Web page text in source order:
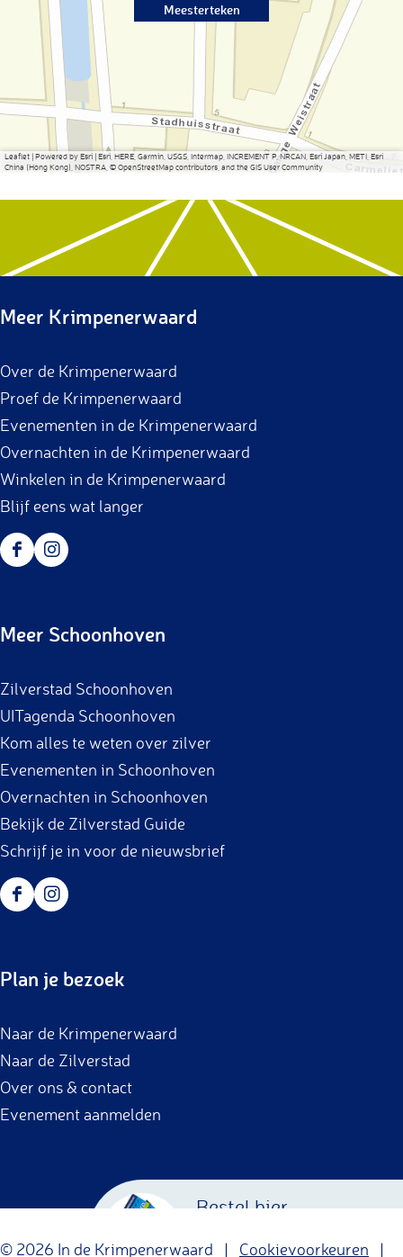
Meesterteken
Leaflet |Powered by Esri | Esri, HERE, Garmin, USGS, Intermap, INCREMENT P, NRCAN, Esri Japan, METI, Esri
China (Hong Kong), NOSTRA, © OpenStreetMap contributors, and the GIS User Community
Meer Krimpenerwaard
Over de Krimpenerwaard
Proef de Krimpenerwaard
Evenementen in de Krimpenerwaard
Overnachten in de Krimpenerwaard
Winkelen in de Krimpenerwaard
Blijf eens wat langer
F
e
o
o
k
I
t
g
r
a
m
Meer Schoonhoven
Zilverstad Schoonhoven
UITagenda Schoonhoven
Kom alles te weten over zilver
Evenementen in Schoonhoven
Overnachten in Schoonhoven
Bekijk de Zilverstad Guide
Schrijf je in voor de nieuwsbrief
F
e
o
o
k
I
t
g
r
a
m
Plan je bezoek
Naar de Krimpenerwaard
Naar de Zilverstad
Over ons & contact
Evenement aanmelden
Bestel hier
Krimpenerwaard
© 2026 In de Krimpenerwaard | Cookievoorkeuren |